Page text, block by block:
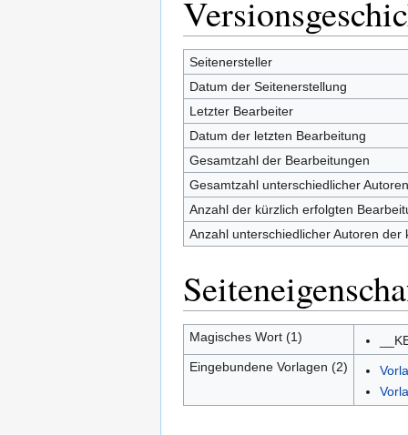
Seitenersteller
Datum der Seitenerstellung
Letzter Bearbeiter
Datum der letzten Bearbeitung
Gesamtzahl der Bearbeitungen
Gesamtzahl unterschiedlicher Autoren
Anzahl der kürzlich erfolgten
Anzahl unterschiedlicher Autoren
Magisches Wort (1)
Eingebundene Vorlagen (2)